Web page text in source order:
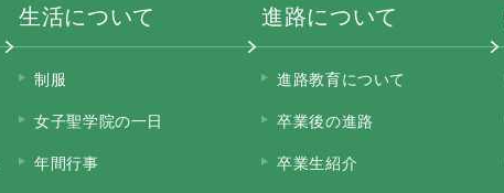
生活について
制服
女子聖学院の一日
年間行事
進路について
進路教育について
卒業後の進路
卒業生紹介